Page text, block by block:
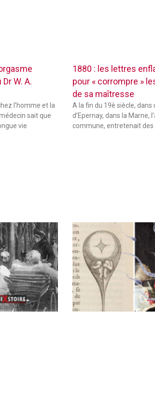
W. A.
l’homme et la
sait que
vie
1880 : les lettres
pour « corrompre »
de sa maîtresse
A la fin du 19è siècle,
d’Epernay, dans la Marne,
commune, entretenait des